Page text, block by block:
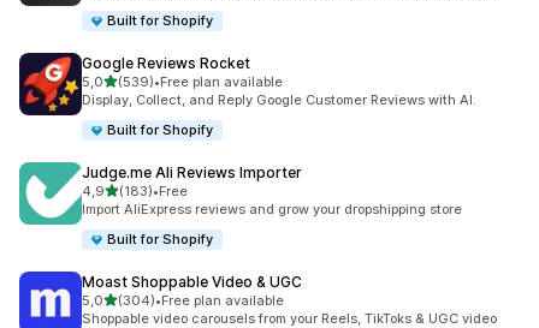
Built for Shopify
Google Reviews Rocket
5,0stelle su 5
(539)
539 recensioni totali
•Free plan available
Display, Collect, and Reply Google Customer Reviews with AI.
Built for Shopify
Judge.me Ali Reviews Importer
4,9stelle su 5
(183)
183 recensioni totali
•Free
Import AliExpress reviews and grow your dropshipping store
Built for Shopify
Moast Shoppable Video & UGC
5,0stelle su 5
(304)
304 recensioni totali
•Free plan available
Shoppable video carousels from your Reels, TikToks & UGC video